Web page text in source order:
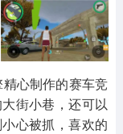
515款应用
MOD游戏
1056款应用
心制作的赛车竞
街小巷，还可以
心被抓，喜欢的